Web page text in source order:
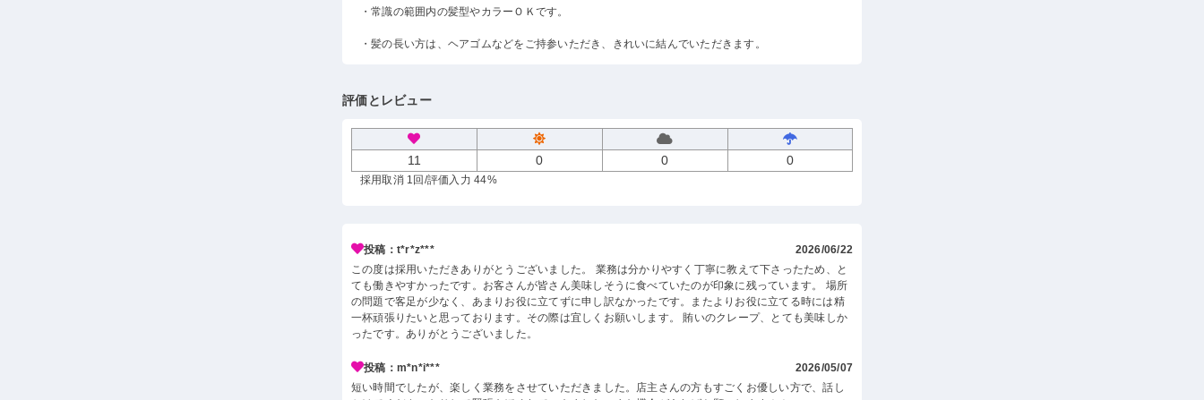
・常識の範囲内の髪型やカラーＯＫです。
・髪の長い方は、ヘアゴムなどをご持参いただき、きれいに結んでいただきます。
評価とレビュー
11 0 0 0
採用取消 1回 /評価入力 44%
投稿：t*r*z***
2026/06/22
この度は採用いただきありがとうございました。 業務は分かりやすく丁寧に教えて下さったため、と
ても働きやすかったです。お客さんが皆さん美味しそうに食べていたのが印象に残っています。 場所
の問題で客足が少なく、あまりお役に立てずに申し訳なかったです。またよりお役に立てる時には精
一杯頑張りたいと思っております。その際は宜しくお願いします。 賄いのクレープ、とても美味しか
ったです。ありがとうございました。
投稿：m*n*i***
2026/05/07
短い時間でしたが、楽しく業務をさせていただきました。店主さんの方もすごくお優しい方で、話し